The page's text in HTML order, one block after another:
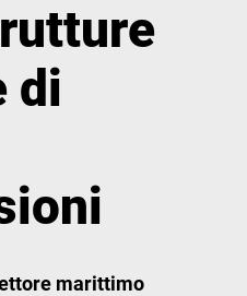
di
marittimo